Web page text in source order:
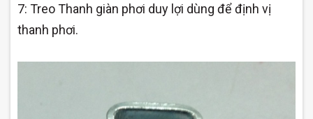
7: Treo Thanh giàn phơi duy lợi dùng để định vị
thanh phơi.